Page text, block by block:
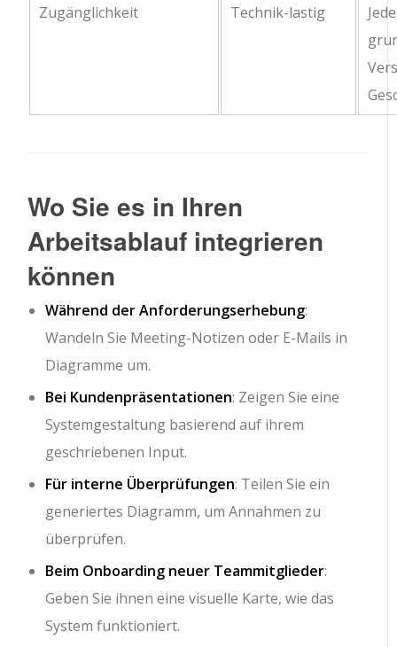
Zugänglichkeit Technik-lastig
Wo Sie es in Ihren
Arbeitsablauf integrieren
können
Während der Anforderungserhebung:
Wandeln Sie Meeting-Notizen oder E-Mails in
Diagramme um.
Bei Kundenpräsentationen: Zeigen Sie eine
Systemgestaltung basierend auf ihrem
geschriebenen Input.
Für interne Überprüfungen: Teilen Sie ein
generiertes Diagramm, um Annahmen zu
überprüfen.
Beim Onboarding neuer Teammitglieder:
Geben Sie ihnen eine visuelle Karte, wie das
System funktioniert.